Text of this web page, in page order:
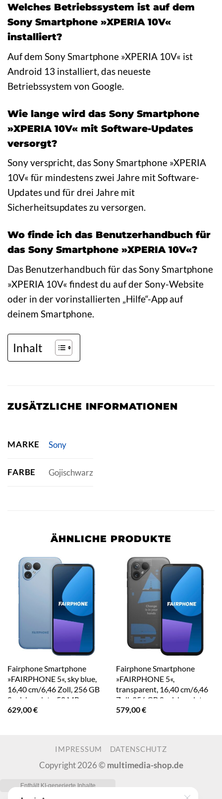
Welches Betriebssystem ist auf dem
Sony Smartphone »XPERIA 10V«
installiert?
Auf dem Sony Smartphone »XPERIA 10V« ist
Android 13 installiert, das neueste
Betriebssystem von Google.
Wie lange wird das Sony Smartphone
»XPERIA 10V« mit Software-Updates
versorgt?
Sony verspricht, das Sony Smartphone »XPERIA
10V« für mindestens zwei Jahre mit Software-
Updates und für drei Jahre mit
Sicherheitsupdates zu versorgen.
Wo finde ich das Benutzerhandbuch für
das Sony Smartphone »XPERIA 10V«?
Das Benutzerhandbuch für das Sony Smartphone
»XPERIA 10V« findest du auf der Sony-Website
oder in der vorinstallierten „Hilfe“-App auf
deinem Smartphone.
Inhalt
ZUSÄTZLICHE INFORMATIONEN
MARKE Sony
FARBE Gojischwarz
ÄHNLICHE PRODUKTE
Fairphone Smartphone
»FAIRPHONE 5«, sky blue,
16,40 cm/6,46 Zoll, 256 GB
Speicherplatz, 50 MP
Kamera
629,00€
Fairphone Smartphone
»FAIRPHONE 5«,
transparent, 16,40 cm/6,46
Zoll, 256 GB Speicherplatz,
50 MP Kamera
579,00€
IMPRESSUM DATENSCHUTZ
Copyright 2026 © multimedia-shop.de